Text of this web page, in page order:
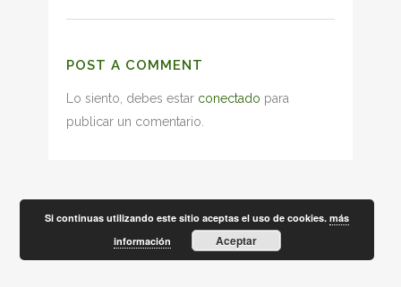
POST A COMMENT
Lo siento, debes estar conectado para
publicar un comentario.
Si continuas utilizando este sitio aceptas el uso de cookies.más
información
Aceptar